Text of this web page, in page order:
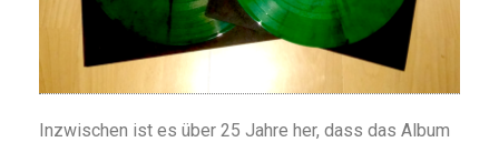
Inzwischen ist es über 25 Jahre her, dass das Album